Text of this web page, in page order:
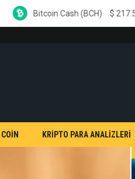
KRİPTO PARA ANALİZLERİ
(BCH) $217.52